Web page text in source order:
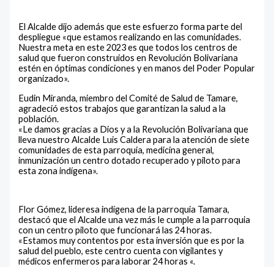
El Alcalde dijo además que este esfuerzo forma parte del
despliegue «que estamos realizando en las comunidades.
Nuestra meta en este 2023 es que todos los centros de
salud que fueron construidos en Revolución Bolivariana
estén en óptimas condiciones y en manos del Poder Popular
organizado».
Eudin Miranda, miembro del Comité de Salud de Tamare,
agradeció estos trabajos que garantizan la salud a la
población.
«Le damos gracias a Dios y a la Revolución Bolivariana que
lleva nuestro Alcalde Luis Caldera para la atención de siete
comunidades de esta parroquia, medicina general,
inmunización un centro dotado recuperado y piloto para
esta zona indígena».
Flor Gómez, lideresa indígena de la parroquia Tamara,
destacó que el Alcalde una vez más le cumple a la parroquia
con un centro piloto que funcionará las 24 horas.
«Estamos muy contentos por esta inversión que es por la
salud del pueblo, este centro cuenta con vigilantes y
médicos enfermeros para laborar 24 horas «.